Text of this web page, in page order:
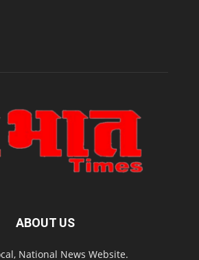
ABOUT US
National News Website.